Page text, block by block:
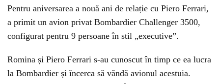
Pentru aniversarea a nouă ani de relație cu Piero Ferrari,
a primit un avion privat Bombardier Challenger 3500,
configurat pentru 9 persoane în stil „executive”.
Romina și Piero Ferrari s-au cunoscut în timp ce ea lucra
la Bombardier și încerca să vândă avionul acestuia.